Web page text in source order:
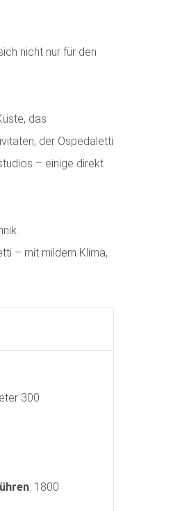
nicht nur für den
das
der Ospedaletti
– einige direkt
– mit mildem Klima,
300
: 1800